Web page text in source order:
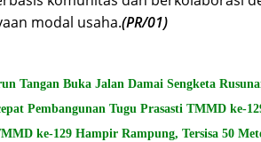
modal usaha.(PR/01)
Tangan Buka Jalan Damai Sengketa
Pembangunan Tugu Prasasti TMMD ke-
ke-129 Hampir Rampung, Tersisa 50